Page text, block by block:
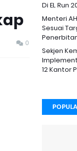
0
Di EL Run
Menteri
Sesuai
Sekjen
12 Kantor